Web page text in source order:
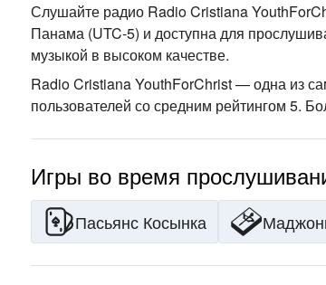
Слушайте радио Radio Cristiana
Панама (UTC-5) и доступна для
музыкой в высоком качестве.
Radio Cristiana YouthForChrist — одна из
пользователей со средним рейтингом 5.
Игры во время
Пасьянс Косынка